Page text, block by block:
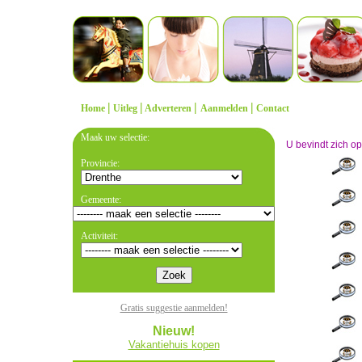
Home | Uitleg | Adverteren | Aanmelden | Contact
Maak uw selectie:
Provincie:
Gemeente:
Activiteit:
Gratis suggestie aanmelden!
Nieuw!
Vakantiehuis kopen
U bevindt zich